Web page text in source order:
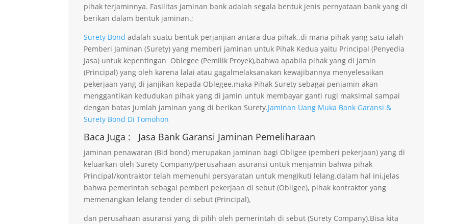
pihak terjaminnya. Fasilitas jaminan bank adalah segala bentuk jenis pernyataan bank yang di
berikan dalam bentuk jaminan.;
Surety Bond adalah suatu bentuk perjanjian antara dua pihak,,di mana pihak yang satu ialah
Pemberi Jaminan (Surety) yang memberi jaminan untuk Pihak Kedua yaitu Principal (Penyedia
Jasa) untuk kepentingan Oblegee (Pemilik Proyek),bahwa apabila pihak yang di jamin
(Principal) yang oleh karena lalai atau gagalmelaksanakan kewajibannya menyelesaikan
pekerjaan yang di janjikan kepada Oblegee,maka Pihak Surety sebagai penjamin akan
menggantikan kedudukan pihak yang di jamin untuk membayar ganti rugi maksimal sampai
dengan batas jumlah jaminan yang di berikan Surety.Jaminan Uang Muka Bank Garansi &
Surety Bond Di Tomohon
Baca Juga : Jasa Bank Garansi Jaminan Pemeliharaan
jaminan penawaran (Bid bond) merupakan jaminan bagi Obligee (pemberi pekerjaan) yang di
keluarkan oleh Surety Company/perusahaan asuransi untuk menjamin bahwa pihak
Principal/kontraktor telah memenuhi persyaratan untuk mengikuti lelang.dalam hal ini,jelas
bahwa pemerintah sebagai pemberi pekerjaan di sebut (Obligee), pihak kontraktor yang
memenangkan lelang tender di sebut (Principal),
dan perusahaan asuransi yang di pilih oleh pemerintah di sebut (Surety Company).Bisa kita